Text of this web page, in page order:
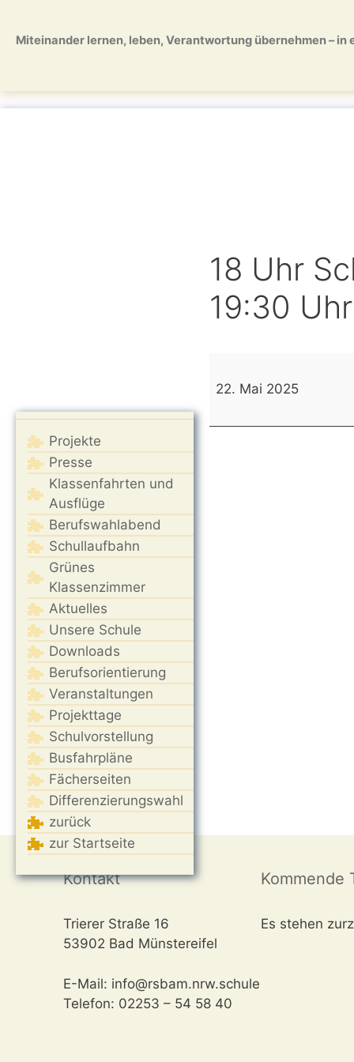
springen
springen
Miteinander lernen, leben, Verantwortung übernehmen – in
Projekte
Presse
Klassenfahrten und
Ausflüge
Berufswahlabend
Schullaufbahn
Grünes
Klassenzimmer
Aktuelles
Unsere Schule
Downloads
Berufsorientierung
Veranstaltungen
Projekttage
Schulvorstellung
Busfahrpläne
Fächerseiten
Differenzierungswahl
zurück
zur Startseite
18 Uhr
19:30
Uhr
22. Mai 2025
Kontakt
Trierer Straße 16
53902 Bad Münstereifel
E-Mail: info@rsbam.nrw.schule
Telefon: 02253 – 54 58 40
Kommende
Es stehen